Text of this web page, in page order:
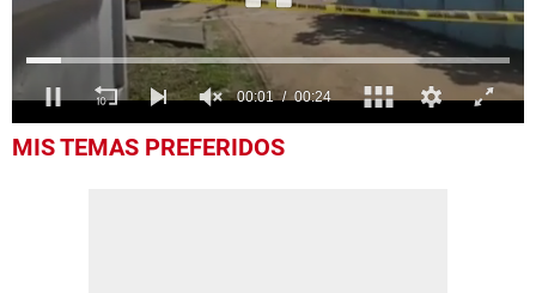
seconds
MIS TEMAS PREFERIDOS